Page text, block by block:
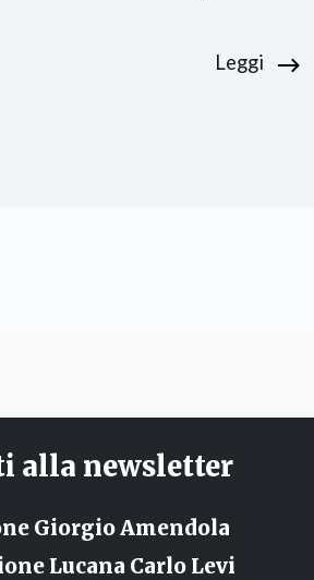
Leggi
alla newsletter
Giorgio Amendola
Lucana Carlo Levi